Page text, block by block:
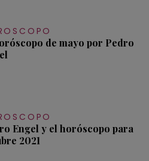
de mayo por Pedro
Engel y el horóscopo para
2021